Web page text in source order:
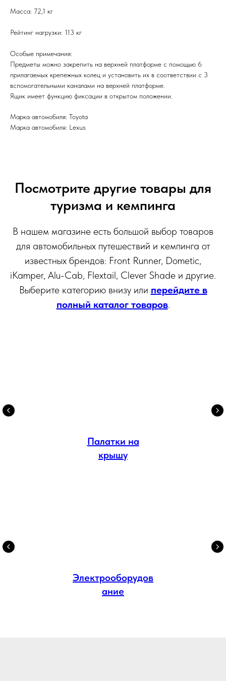
Масса: 72,1 кг
Рейтинг нагрузки: 113 кг
Особые примечания:
Предметы можно закрепить на верхней платформе с помощью 6
прилагаемых крепежных колец и установить их в соответствии с 3
вспомогательными каналами на верхней платформе.
Ящик имеет функцию фиксации в открытом положении.
Марка автомобиля: Toyota
Марка автомобиля: Lexus
Посмотрите другие товары для
туризма и кемпинга
В нашем магазине есть большой выбор товаров
для автомобильных путешествий и кемпинга от
известных брендов: Front Runner, Dometic,
iKamper, Alu-Cab, Flextail, Clever Shade и другие.
Выберите категорию внизу или перейдите в
полный каталог товаров.
Палатки на
крышу
Электрооборудов
ание